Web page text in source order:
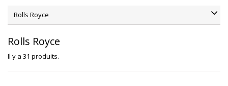
1982
1983
1985
1986
1987
1988
Rolls Royce
Rolls Royce
Il y a 31 produits.